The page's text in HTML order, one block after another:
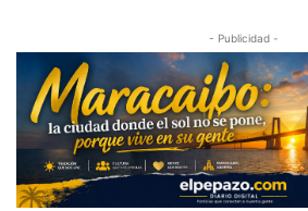
- Publicidad -